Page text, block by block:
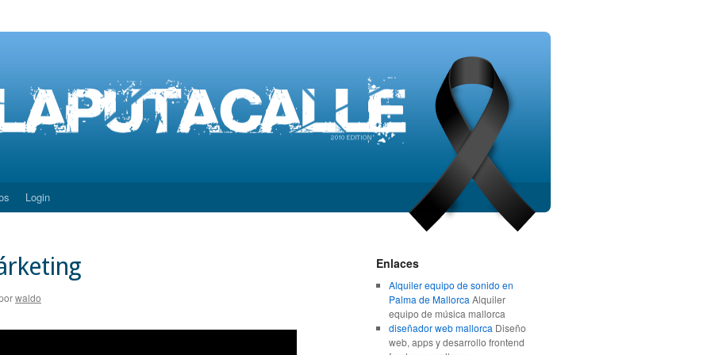
Login
waldo
Enlaces
Alquiler equipo de sonido en
Palma de Mallorca Alquiler
equipo de música mallorca
diseñador web mallorca Diseño
web, apps y desarrollo frontend